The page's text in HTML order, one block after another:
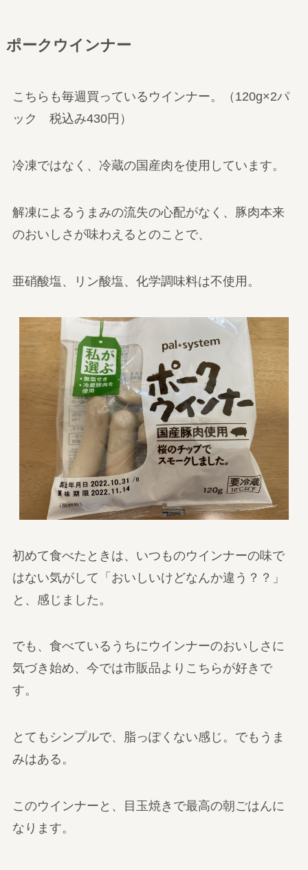
ポークウインナー
こちらも毎週買っているウインナー。（120g×2パ
ック 税込み430円）
冷凍ではなく、冷蔵の国産肉を使用しています。
解凍によるうまみの流失の心配がなく、豚肉本来
のおいしさが味わえるとのことで、
亜硝酸塩、リン酸塩、化学調味料は不使用。
初めて食べたときは、いつものウインナーの味で
はない気がして「おいしいけどなんか違う？？」
と、感じました。
でも、食べているうちにウインナーのおいしさに
気づき始め、今では市販品よりこちらが好きで
す。
とてもシンプルで、脂っぽくない感じ。でもうま
みはある。
このウインナーと、目玉焼きで最高の朝ごはんに
なります。